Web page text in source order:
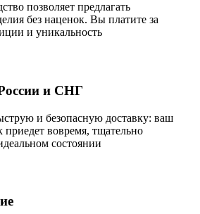
позволяет предлагать
без наценок. Вы платите за
и уникальность
и СНГ
и безопасную доставку: ваш
вовремя, тщательно
состоянии